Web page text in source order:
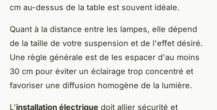
cm au-dessus de la table est souvent idéale.
Quant à la distance entre les lampes, elle dépend
de la taille de votre suspension et de l'effet désiré.
Une règle générale est de les espacer d'au moins
30 cm pour éviter un éclairage trop concentré et
favoriser une diffusion homogène de la lumière.
L'installation électrique doit allier sécurité et